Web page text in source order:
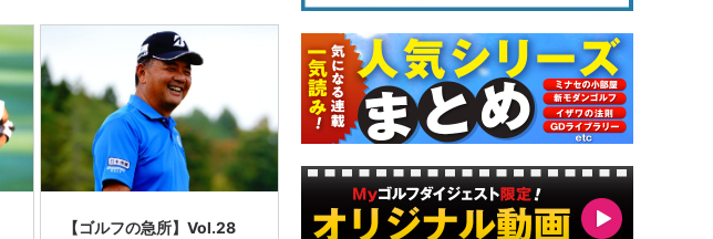
【ゴルフの急所】Vol.28